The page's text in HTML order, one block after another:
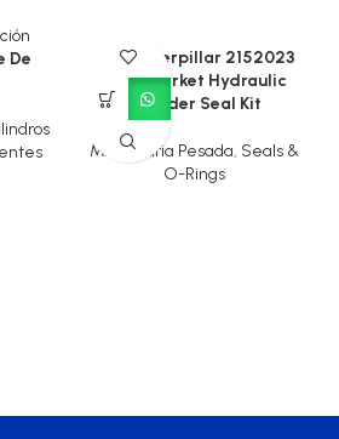
De
CAT Caterpillar 2152023
Aftermarket Hydraulic
Cylinder Seal Kit
Maquinaria Pesada, Seals &
O-Rings